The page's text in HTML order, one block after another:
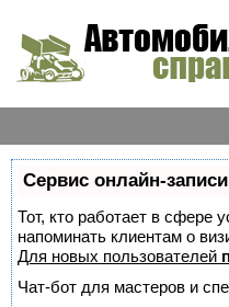
Сервис онлайн-
Тот, кто работает в сфере
напоминать клиентам о
Для новых пользователей
Чат-бот для мастеров и